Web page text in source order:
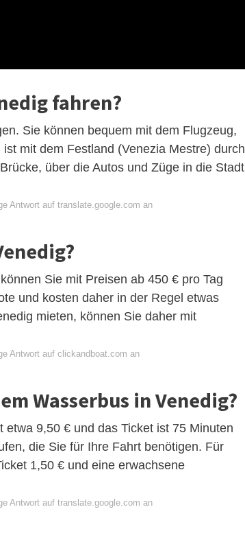
fahren?
Sie können bequem mit dem Flugzeug,
mit dem Festland (Venezia Mestre) durch
über die Autos und Züge in die Stadt
Antwort auf translate.google.com an
Sie mit Preisen ab 450 € pro Tag
und kosten daher in der Regel etwas
mieten, können Sie daher mit
Antwort auf clickandboat.com an
Wasserbus in Venedig?
9,50 € und das Ticket ist 75 Minuten
die Sie für Ihre Fahrt benötigen. Für
1,50 € und eine erwachsene
Antwort auf translate.google.com an